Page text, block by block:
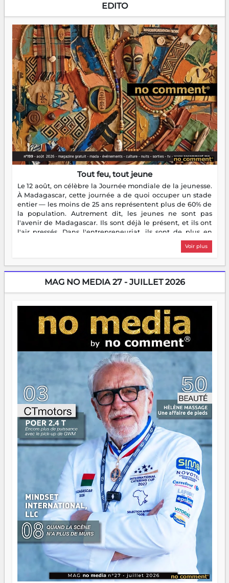
EDITO
Tout feu, tout jeune
Le 12 août, on célèbre la Journée mondiale de la jeunesse.
À Madagascar, cette journée a de quoi occuper un stade
entier — les moins de 25 ans représentent plus de 60% de
la population. Autrement dit, les jeunes ne sont pas
l'avenir de Madagascar. Ils sont déjà le présent, et ils ont
l'air pressés. Dans l'entrepreneuriat, ils sont de plus en
plus nombreux à se lancer, à créer, à risquer — souvent
sans filet, souvent sans aide, mais toujours avec cette
dorment vraiment la nuit. En culture, les nouvelles sont
encore meilleures. Aina Rasamoelina vient de décrocher le
Prix RFI Instrumental Afrique. Miangaly Elia rafle le Prix
jeunes qui tiennent la torche. Alors oui, on pourrait
s'arrêter là, applaudir et rentrer chez soi satisfait. Mais ce
serait passer à côté d'une chose essentielle. La fougue, ça
brûle fort — et parfois, ça brûle vite. Une flamme sans
direction peut éclairer autant qu'elle peut consumer. C'est
là que les aînés entrent en scène — pas pour reprendre le
gouvernail, mais pour montrer où sont les récifs. Les jeunes
ont la force, les vieux ont l'expérience, comme on dit. Ce
n'est pas un combat de générations — c'est une question
d'équipage. Partagez vos réussites, mais aussi vos échecs.
Surtout vos échecs, d'ailleurs — ils enseignent mieux que
n'importe quel manuel. À Madagascar, la barque avance.
Il faut juste s'assurer que tout le monde rame dans le
même sens.
Voir plus
MAG NO MEDIA 27 - JUILLET 2026